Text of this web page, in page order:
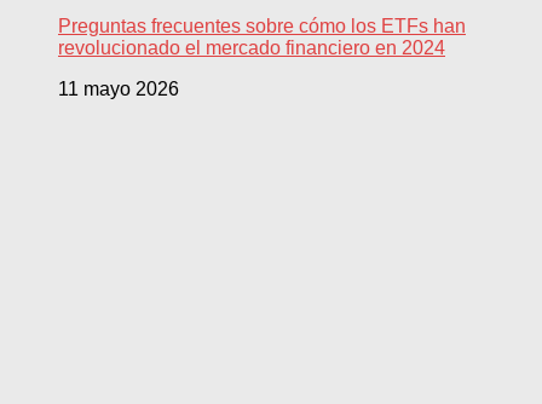
Preguntas frecuentes sobre cómo los ETFs han
revolucionado el mercado financiero en 2024
11 mayo 2026